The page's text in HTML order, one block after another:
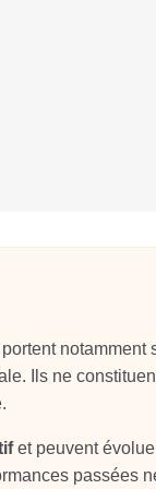
portent notamment
Ils ne
et peuvent
passées